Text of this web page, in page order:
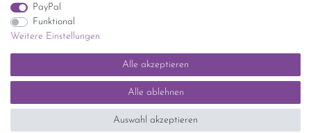
PayPal
Funktional
Weitere Einstellungen
Alle akzeptieren
Alle ablehnen
Auswahl akzeptieren
Impressum Daten­schutz­erklärung
Vertrag widerrufen Kontakt
Bewertungen bei: ebay.de, shopvote.de ⓘ
Informationen zur Echtheit der Bewertungen